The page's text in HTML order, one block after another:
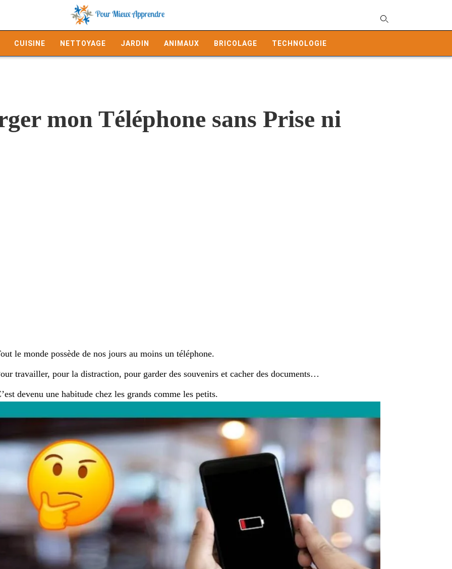
CUISINE NETTOYAGE JARDIN ANIMAUX BRICOLAGE TECHNOLOGIE
mon Téléphone sans Prise ni
le monde possède de nos jours au moins un téléphone.
travailler, pour la distraction, pour garder des souvenirs et cacher des documents…
devenu une habitude chez les grands comme les petits.